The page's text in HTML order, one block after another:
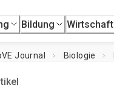
Bildung Wirtschaft
Journal Biologie